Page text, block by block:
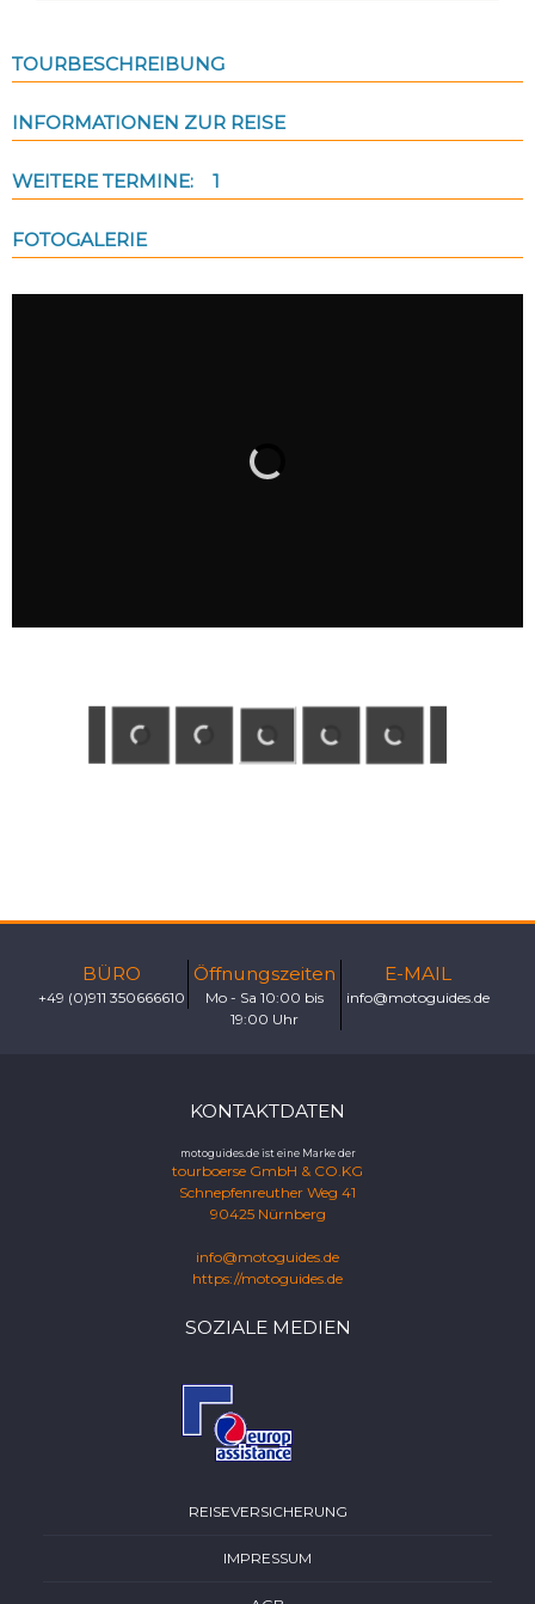
TOURBESCHREIBUNG
INFORMATIONEN ZUR REISE
WEITERE TERMINE: 1
FOTOGALERIE
BÜRO
+49 (0)911 350666610
Öffnungszeiten
Mo - Sa 10:00 bis
19:00 Uhr
E-MAIL
info@motoguides.de
KONTAKTDATEN
motoguides.de ist eine Marke der
tourboerse GmbH & CO.KG
Schnepfenreuther Weg 41
90425 Nürnberg
info@motoguides.de
https://motoguides.de
SOZIALE MEDIEN
REISEVERSICHERUNG
IMPRESSUM